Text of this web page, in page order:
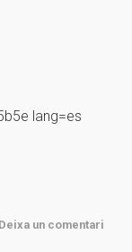
lang=es
Deixa un comentari